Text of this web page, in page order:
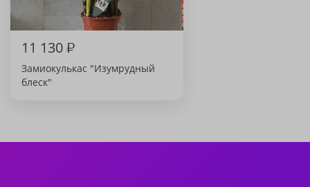
11 130₽
Замиокулькас "Изумрудный
блеск"